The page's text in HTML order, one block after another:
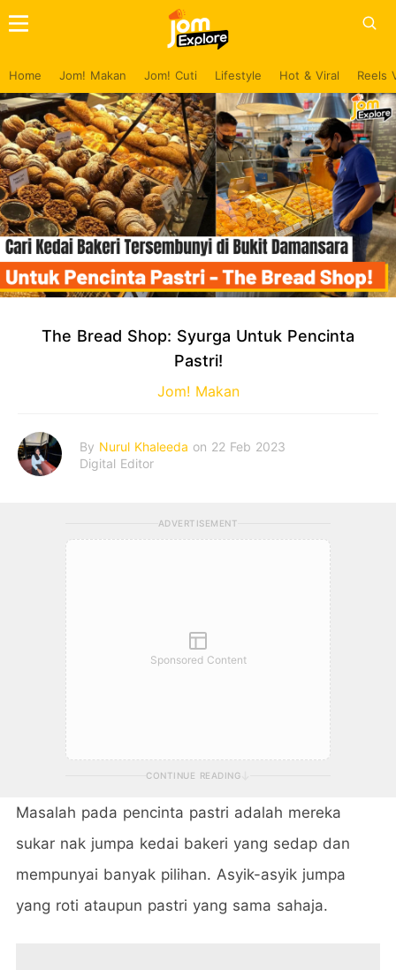
Home Jom! Makan Jom! Cuti Lifestyle Hot & Viral Reels
The Bread Shop: Syurga Untuk Pencinta
Pastri!
Jom! Makan
By Nurul Khaleeda on 22 Feb 2023
Digital Editor
ADVERTISEMENT
Sponsored Content
CONTINUE READING
Masalah pada pencinta pastri adalah mereka
sukar nak jumpa kedai bakeri yang sedap dan
mempunyai banyak pilihan. Asyik-asyik jumpa
yang roti ataupun pastri yang sama sahaja.